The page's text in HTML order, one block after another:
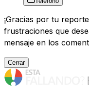
¡Gracias por tu
frustraciones que
mensaje en los
Cerrar